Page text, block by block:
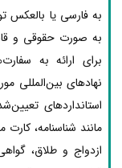
به فارسی یا
به صورت حقوقی و
برای ارائه به
نهادهای بین‌المللی
استانداردهای
مانند شناسنامه،
ازدواج و طلاق،